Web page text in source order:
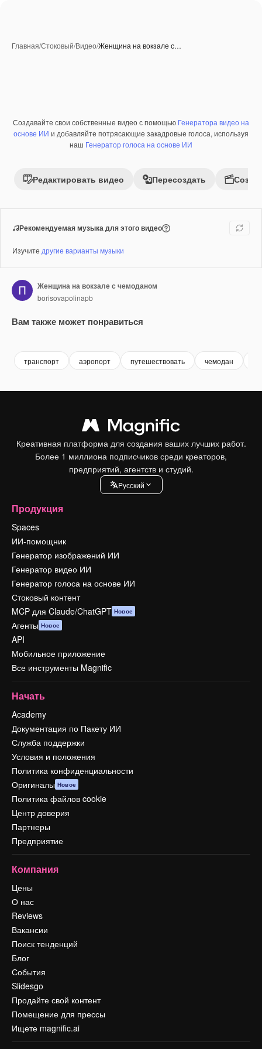
Главная/Стоковый/Видео/Женщина на вокзале с…
Премиум
Создавайте свои собственные видео с помощью Генератора видео на
основе ИИ и добавляйте потрясающие закадровые голоса, используя
наш Генератор голоса на основе ИИ
Редактировать видео Пересоздать
Рекомендуемая музыка для этого видео
Изучите другие варианты музыки
Женщина на вокзале с чемоданом
borisovapolinapb
Вам также может понравиться
транспорт аэропорт путешествовать чемодан
Креативная платформа для создания ваших лучших работ.
Более 1 миллиона подписчиков среди креаторов,
предприятий, агентств и студий.
Pусский
Продукция
Spaces
ИИ-помощник
Генератор изображений ИИ
Генератор видео ИИ
Генератор голоса на основе ИИ
Стоковый контент
MCP для Claude/ChatGPT Новое
Агенты Новое
API
Мобильное приложение
Все инструменты Magnific
Начать
Academy
Документация по Пакету ИИ
Служба поддержки
Условия и положения
Политика конфиденциальности
Оригиналы Новое
Политика файлов cookie
Центр доверия
Партнеры
Предприятие
Компания
Цены
О нас
Reviews
Вакансии
Поиск тенденций
Блог
События
Slidesgo
Продайте свой контент
Помещение для прессы
Ищете magnific.ai